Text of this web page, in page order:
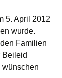
5. April 2012
wurde.
Familien
Beileid
wünschen